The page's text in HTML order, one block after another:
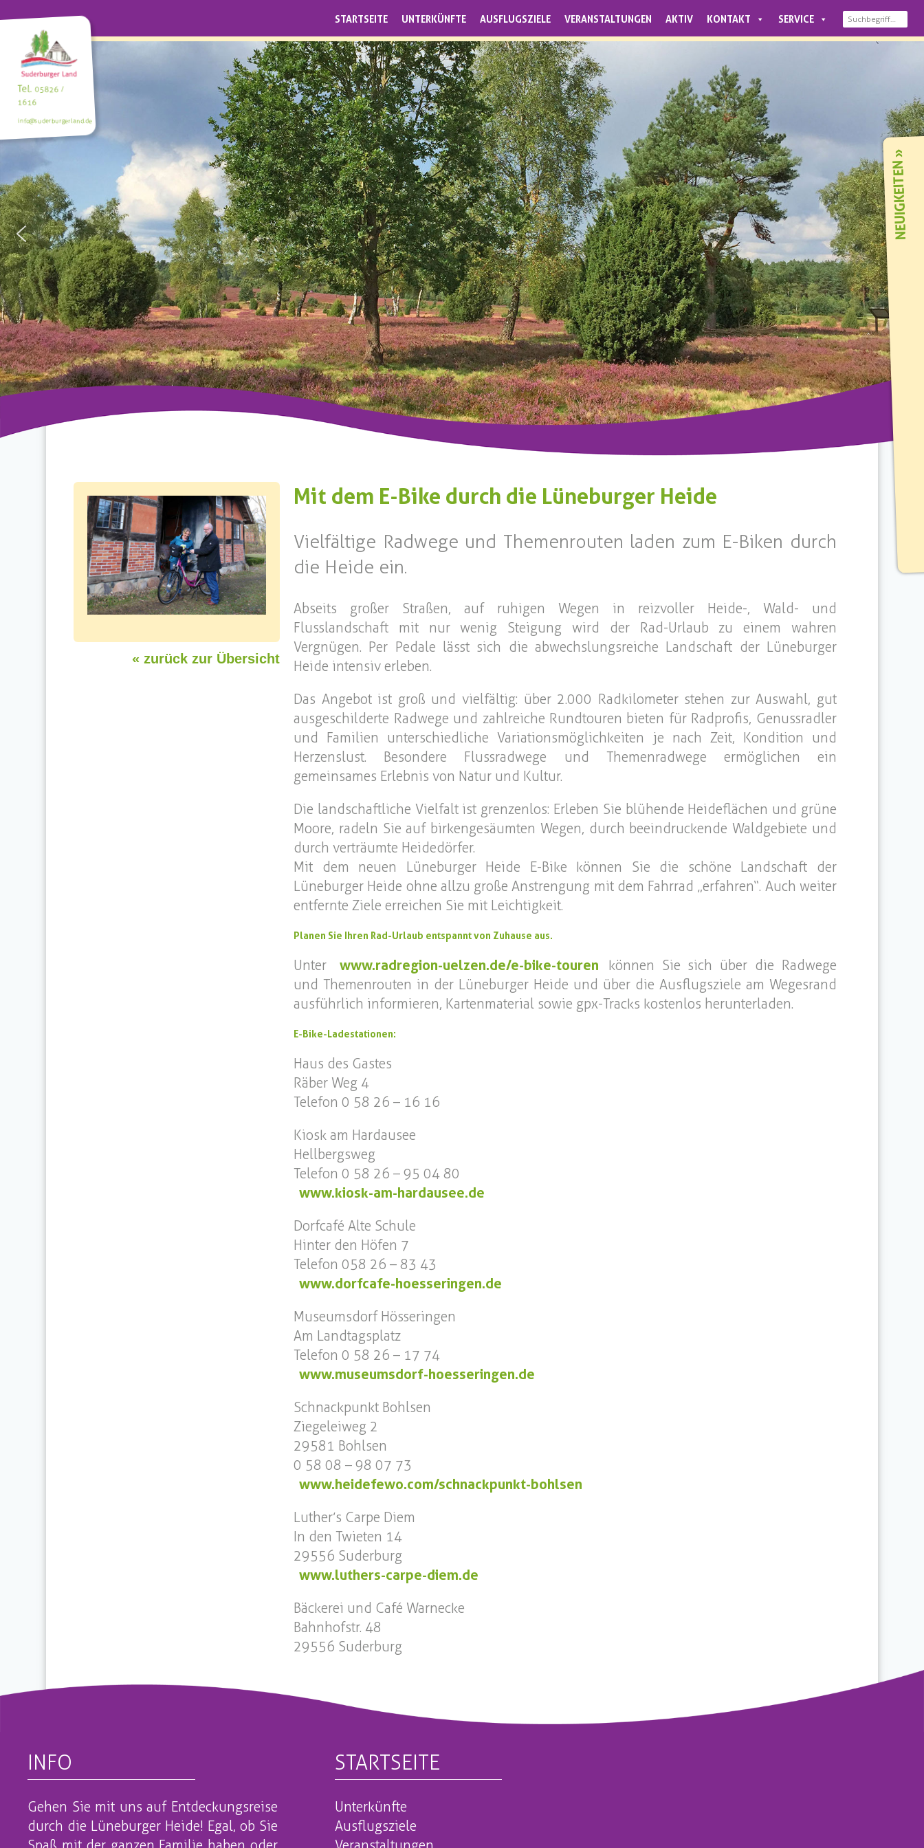
STARTSEITE UNTERKÜNFTE AUSFLUGSZIELE VERANSTALTUNGEN AKTIV KONTAKT SERVICE
Tel.05826 /
1616
info@suderburgerland.de
« zurück zur Übersicht
Mit dem E-Bike durch die Lüneburger Heide
Vielfältige Radwege und Themenrouten laden zum E-Biken durch
die Heide ein.
Abseits großer Straßen, auf ruhigen Wegen in reizvoller Heide-, Wald- und
Flusslandschaft mit nur wenig Steigung wird der Rad-Urlaub zu einem wahren
Vergnügen. Per Pedale lässt sich die abwechslungsreiche Landschaft der Lüneburger
Heide intensiv erleben.
Das Angebot ist groß und vielfältig: über 2.000 Radkilometer stehen zur Auswahl, gut
ausgeschilderte Radwege und zahlreiche Rundtouren bieten für Radprofis, Genussradler
und Familien unterschiedliche Variationsmöglichkeiten je nach Zeit, Kondition und
Herzenslust. Besondere Flussradwege und Themenradwege ermöglichen ein
gemeinsames Erlebnis von Natur und Kultur.
Die landschaftliche Vielfalt ist grenzenlos: Erleben Sie blühende Heideflächen und grüne
Moore, radeln Sie auf birkengesäumten Wegen, durch beeindruckende Waldgebiete und
durch verträumte Heidedörfer.
Mit dem neuen Lüneburger Heide E-Bike können Sie die schöne Landschaft der
Lüneburger Heide ohne allzu große Anstrengung mit dem Fahrrad „erfahren“. Auch weiter
entfernte Ziele erreichen Sie mit Leichtigkeit.
Planen Sie Ihren Rad-Urlaub entspannt von Zuhause aus.
Unter www.radregion-uelzen.de/e-bike-touren
können Sie sich über die Radwege
und Themenrouten in der Lüneburger Heide und über die Ausflugsziele am Wegesrand
ausführlich informieren, Kartenmaterial sowie gpx-Tracks kostenlos herunterladen.
E-Bike-Ladestationen:
Haus des Gastes
Räber Weg 4
Telefon 0 58 26 – 16 16
Kiosk am Hardausee
Hellbergsweg
Telefon 0 58 26 – 95 04 80
www.kiosk-am-hardausee.de
Dorfcafé Alte Schule
Hinter den Höfen 7
Telefon 058 26 – 83 43
www.dorfcafe-hoesseringen.de
Museumsdorf Hösseringen
Am Landtagsplatz
Telefon 0 58 26 – 17 74
www.museumsdorf-hoesseringen.de
Schnackpunkt Bohlsen
Ziegeleiweg 2
29581 Bohlsen
0 58 08 – 98 07 73
www.heidefewo.com/schnackpunkt-bohlsen
Luther’s Carpe Diem
In den Twieten 14
29556 Suderburg
www.luthers-carpe-diem.de
Bäckerei und Café Warnecke
Bahnhofstr. 48
29556 Suderburg
NEUIGKEITEN
INFO
Gehen Sie mit uns auf Entdeckungsreise
durch die Lüneburger Heide! Egal, ob Sie
STARTSEITE
Unterkünfte
Ausflugsziele